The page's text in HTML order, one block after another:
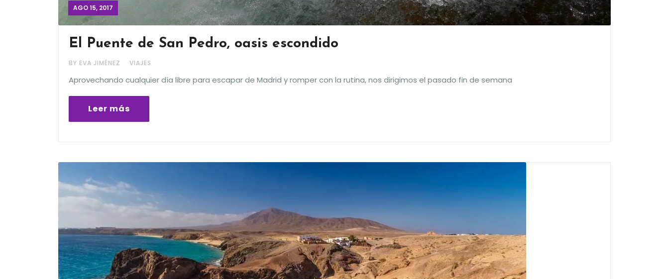
AGO 15, 2017
El Puente de San Pedro, oasis escondido
BY EVA JIMÉNEZ VIAJES
Aprovechando cualquier día libre para escapar de Madrid y romper con la rutina, nos dirigimos el pasado fin de semana
Leer más